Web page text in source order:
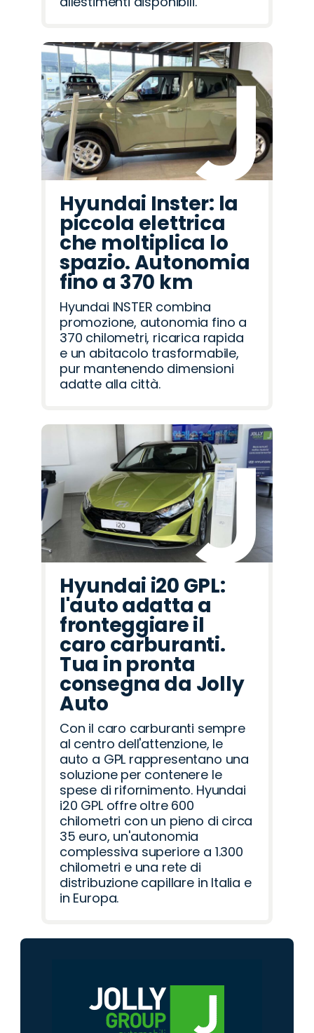
Hyundai Inster: la
piccola elettrica
che moltiplica lo
spazio. Autonomia
fino a 370 km
Hyundai INSTER combina
promozione, autonomia fino a
370 chilometri, ricarica rapida
e un abitacolo trasformabile,
pur mantenendo dimensioni
adatte alla città.
Hyundai i20 GPL:
l'auto adatta a
fronteggiare il
caro carburanti.
Tua in pronta
consegna da Jolly
Auto
Con il caro carburanti sempre
al centro dell'attenzione, le
auto a GPL rappresentano una
soluzione per contenere le
spese di rifornimento. Hyundai
i20 GPL offre oltre 600
chilometri con un pieno di circa
35 euro, un'autonomia
complessiva superiore a 1.300
chilometri e una rete di
distribuzione capillare in Italia e
in Europa.